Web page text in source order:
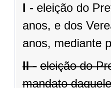
I - eleição do
anos, e dos
anos, mediante
II - eleição do
mandato